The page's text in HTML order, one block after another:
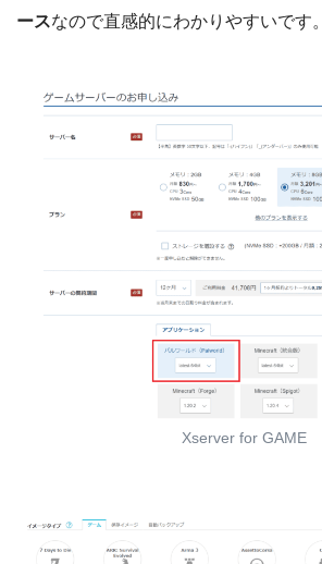
ースなので直感的にわかりやすいです。
Xserver for GAME